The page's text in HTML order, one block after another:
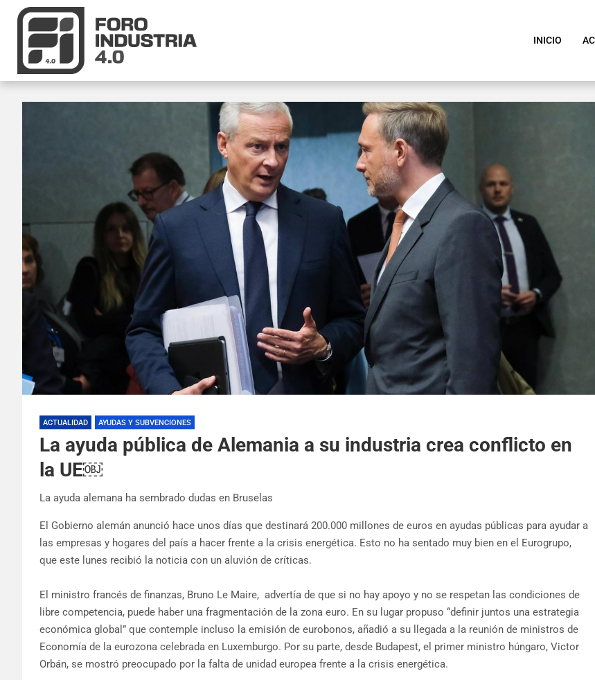
INICIO
ACTUALIDAD AYUDAS Y SUBVENCIONES
La ayuda pública de Alemania a su industria crea conflicto en
la UE￼
La ayuda alemana ha sembrado dudas en Bruselas
El Gobierno alemán anunció hace unos días que destinará 200.000 millones de euros en ayudas públicas para ayudar a
las empresas y hogares del país a hacer frente a la crisis energética. Esto no ha sentado muy bien en el Eurogrupo,
que este lunes recibió la noticia con un aluvión de críticas.
El ministro francés de finanzas, Bruno Le Maire, advertía de que si no hay apoyo y no se respetan las condiciones de
libre competencia, puede haber una fragmentación de la zona euro. En su lugar propuso “definir juntos una estrategia
económica global” que contemple incluso la emisión de eurobonos, añadió a su llegada a la reunión de ministros de
Economía de la eurozona celebrada en Luxemburgo. Por su parte, desde Budapest, el primer ministro húngaro, Victor
Orbán, se mostró preocupado por la falta de unidad europea frente a la crisis energética.